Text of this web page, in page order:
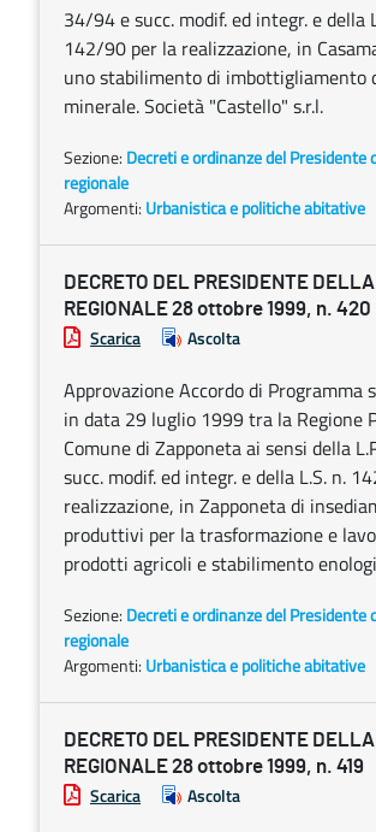
34/94 e succ. modif. ed integr. e della
142/90 per la realizzazione, in
uno stabilimento di imbottigliamento
minerale. Società "Castello" s.r.l.
Sezione: Decreti e ordinanze del Presidente
regionale
Argomenti: Urbanistica e politiche abitative
DECRETO DEL PRESIDENTE
REGIONALE 28 ottobre 1999, n. 420
Scarica Ascolta
Approvazione Accordo di Programma
in data 29 luglio 1999 tra la Regione
Comune di Zapponeta ai sensi della
succ. modif. ed integr. e della L.S. n.
realizzazione, in Zapponeta di
produttivi per la trasformazione e
prodotti agricoli e stabilimento
Sezione: Decreti e ordinanze del Presidente
regionale
Argomenti: Urbanistica e politiche abitative
DECRETO DEL PRESIDENTE
REGIONALE 28 ottobre 1999, n. 419
Scarica Ascolta